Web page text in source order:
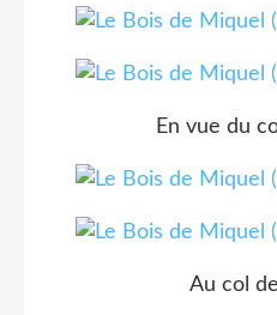
En vue du
Au col